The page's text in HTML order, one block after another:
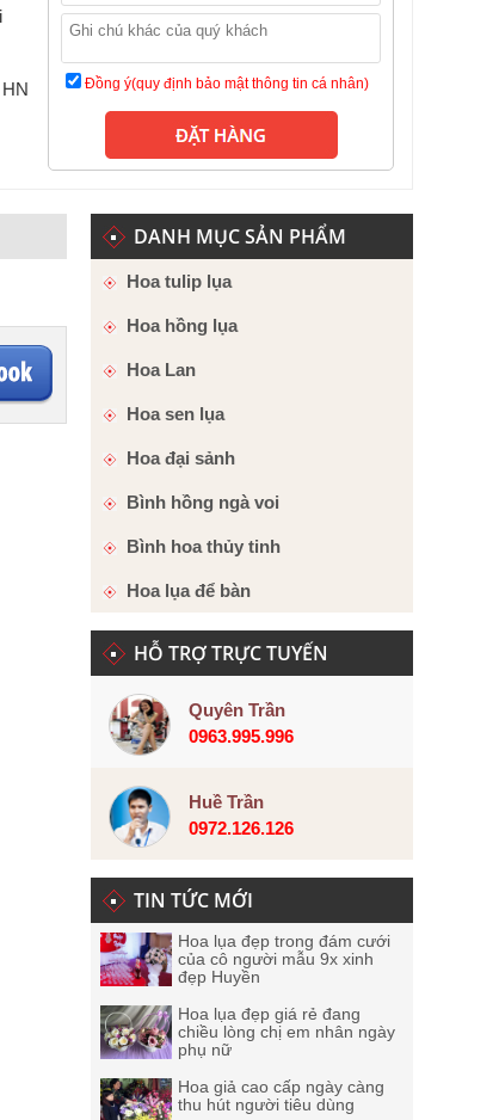
DANH MỤC SẢN PHẨM
Hoa tulip lụa
Hoa hồng lụa
Hoa Lan
Hoa sen lụa
Hoa đại sảnh
Bình hồng ngà voi
Bình hoa thủy tinh
Hoa lụa để bàn
HỖ TRỢ TRỰC TUYẾN
Quyên Trần
0963.995.996
Huề Trần
0972.126.126
TIN TỨC MỚI
Hoa lụa đẹp trong đám cưới
của cô người mẫu 9x xinh
đẹp Huyền
Hoa lụa đẹp giá rẻ đang
chiều lòng chị em nhân ngày
phụ nữ
Hoa giả cao cấp ngày càng
thu hút người tiêu dùng